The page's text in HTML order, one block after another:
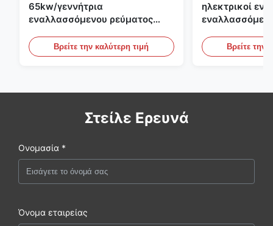
65kw/γεννήτρια
εναλλασσόμενου ρεύματος
για το σύνολο γεννητριών της
Βρείτε την καλύτερη τιμή
ηλεκτρικοί
σύνολο
Cummins
Βρείτε την
Στείλε Ερευνά
Ονομασία *
Όνομα εταιρείας